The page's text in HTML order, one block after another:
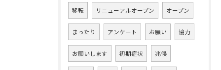
移転 リニューアルオープン オープン
まったり アンケート お願い 協力
お願いします 初期症状 兆候